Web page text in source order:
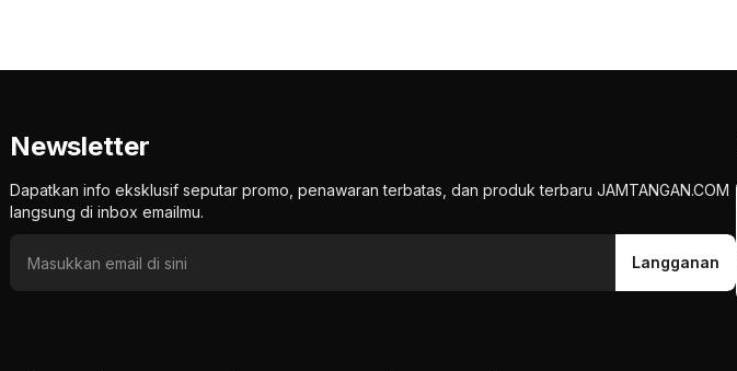
Newsletter
Dapatkan info eksklusif seputar promo, penawaran terbatas, dan produk terbaru JAMTANGAN.COM
langsung di inbox emailmu.
Langganan